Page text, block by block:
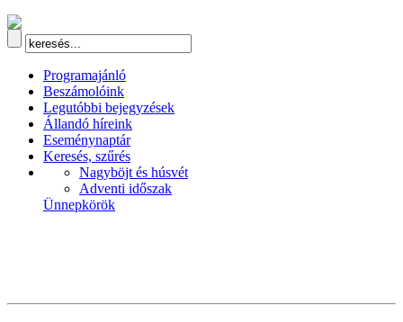
Programajánló
Beszámolóink
Legutóbbi bejegyzések
Állandó híreink
Eseménynaptár
Keresés, szűrés
Nagyböjt és húsvét
Adventi időszak
Ünnepkörök